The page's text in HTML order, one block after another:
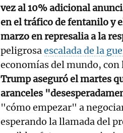
vez al 10% adicional
en el tráfico de fentanilo y
marzo en represalia a la
peligrosaescalada de la
economías del mundo,
Trump aseguró el martes
aranceles
"cómo empezar" a
esperando la llamada del